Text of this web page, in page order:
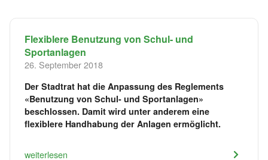
Flexiblere Benutzung von Schul- und
Sportanlagen
26. September 2018
Der Stadtrat hat die Anpassung des Reglements
«Benutzung von Schul- und Sportanlagen»
beschlossen. Damit wird unter anderem eine
flexiblere Handhabung der Anlagen ermöglicht.
weiterlesen